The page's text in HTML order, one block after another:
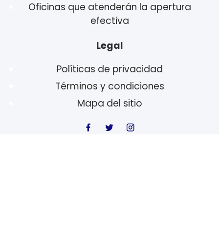
Oficinas que atenderán la apertura
efectiva
Legal
Políticas de privacidad
Términos y condiciones
Mapa del sitio